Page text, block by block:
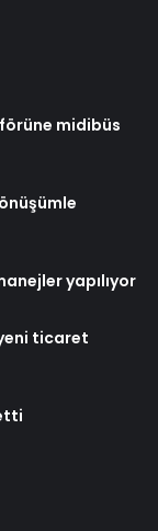
midibüs
yapılıyor
ticaret